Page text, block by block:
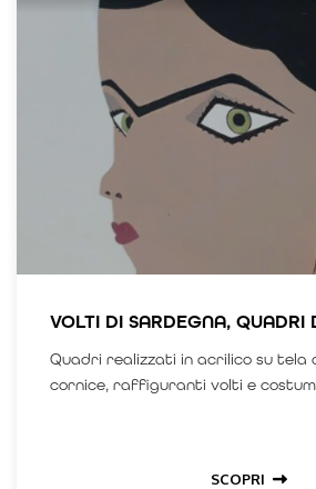
VOLTI DI SARDEGNA, QUADRI
Quadri realizzati in acrilico su tela
cornice, raffiguranti volti e
SCOPRI